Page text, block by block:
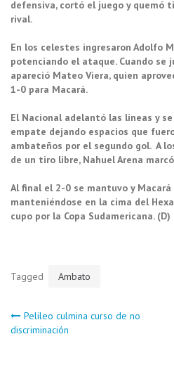
defensiva, cortó el juego y quemó
rival.
En los celestes ingresaron Adolfo
potenciando el ataque. Cuando se
apareció Mateo Viera, quien
1-0 para Macará.
El Nacional adelantó las líneas y
empate dejando espacios que
ambateños por el segundo gol. A
de un tiro libre, Nahuel Arena
Al final el 2-0 se mantuvo y
manteniéndose en la cima del
cupo por la Copa Sudamericana. (D)
Tagged Ambato
Navegación
Pelileo culmina curso de no
discriminación